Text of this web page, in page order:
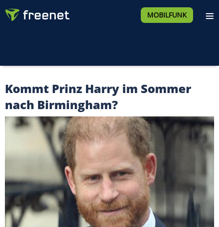
MOBILFUNK
Kommt Prinz Harry im Sommer
nach Birmingham?